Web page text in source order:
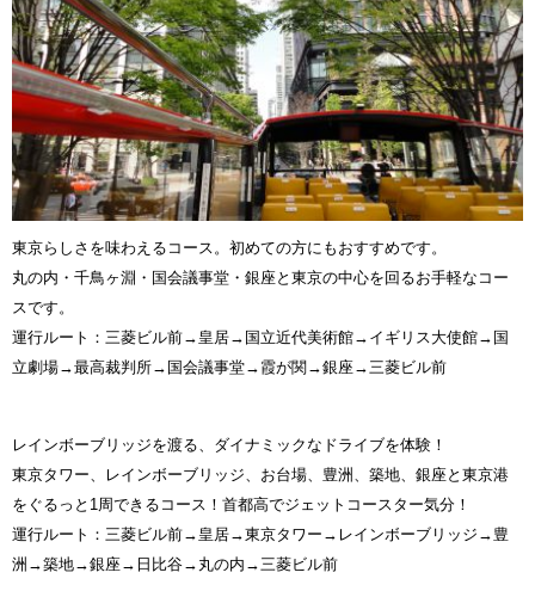
東京らしさを味わえるコース。初めての方にもおすすめです。
丸の内・千鳥ヶ淵・国会議事堂・銀座と東京の中心を回るお手軽なコー
スです。
運行ルート：三菱ビル前→皇居→国立近代美術館→イギリス大使館→国
立劇場→最高裁判所→国会議事堂→霞が関→銀座→三菱ビル前
レインボーブリッジを渡る、ダイナミックなドライブを体験！
東京タワー、レインボーブリッジ、お台場、豊洲、築地、銀座と東京港
をぐるっと1周できるコース！首都高でジェットコースター気分！
運行ルート：三菱ビル前→皇居→東京タワー→レインボーブリッジ→豊
洲→築地→銀座→日比谷→丸の内→三菱ビル前